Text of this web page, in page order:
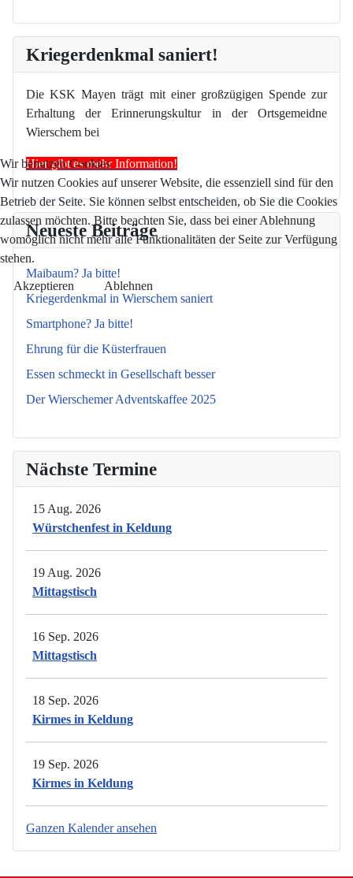
Kriegerdenkmal saniert!
Die KSK Mayen trägt mit einer großzügigen Spende zur
Erhaltung der Erinnerungskultur in der Ortsgemeidne
Wierschem bei
Hier gibt es mehr Information!
Neueste Beiträge
Maibaum? Ja bitte!
Kriegerdenkmal in Wierschem saniert
Smartphone? Ja bitte!
Ehrung für die Küsterfrauen
Essen schmeckt in Gesellschaft besser
Der Wierschemer Adventskaffee 2025
Nächste Termine
15 Aug. 2026
Würstchenfest in Keldung
19 Aug. 2026
Mittagstisch
16 Sep. 2026
Mittagstisch
18 Sep. 2026
Kirmes in Keldung
19 Sep. 2026
Kirmes in Keldung
Ganzen Kalender ansehen
Wir benutzen Cookies
Wir nutzen Cookies auf unserer Website, die essenziell sind für den
Betrieb der Seite. Sie können selbst entscheiden, ob Sie die Cookies
zulassen möchten. Bitte beachten Sie, dass bei einer Ablehnung
womöglich nicht mehr alle Funktionalitäten der Seite zur Verfügung
stehen.
Akzeptieren Ablehnen